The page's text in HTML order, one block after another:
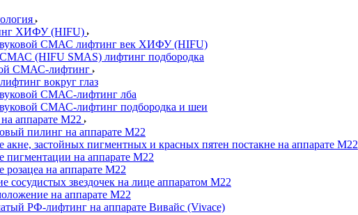
ХИФУ (HIFU)
СМАС лифтинг век ХИФУ (HIFU)
(HIFU SMAS) лифтинг подбородка
СМАС-лифтинг
вокруг глаз
СМАС-лифтинг лба
СМАС-лифтинг подбородка и шеи
аппарате M22
пилинг на аппарате М22
акне, застойных пигментных и красных пятен постакне на аппарате М22
пигментации на аппарате М22
розацеа на аппарате М22
сосудистых звездочек на лице аппаратом М22
на аппарате М22
РФ-лифтинг на аппарате Вивайс (Vivace)